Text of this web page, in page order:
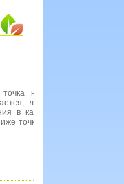
на траектории
либо его просто
в камере сгорания или
точки горения. В